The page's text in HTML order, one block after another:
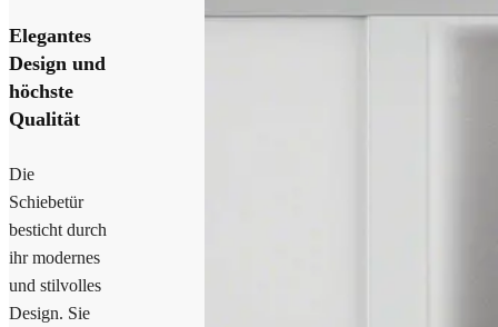
Elegantes
Design und
höchste
Qualität
Die
Schiebetür
besticht durch
ihr modernes
und stilvolles
Design. Sie